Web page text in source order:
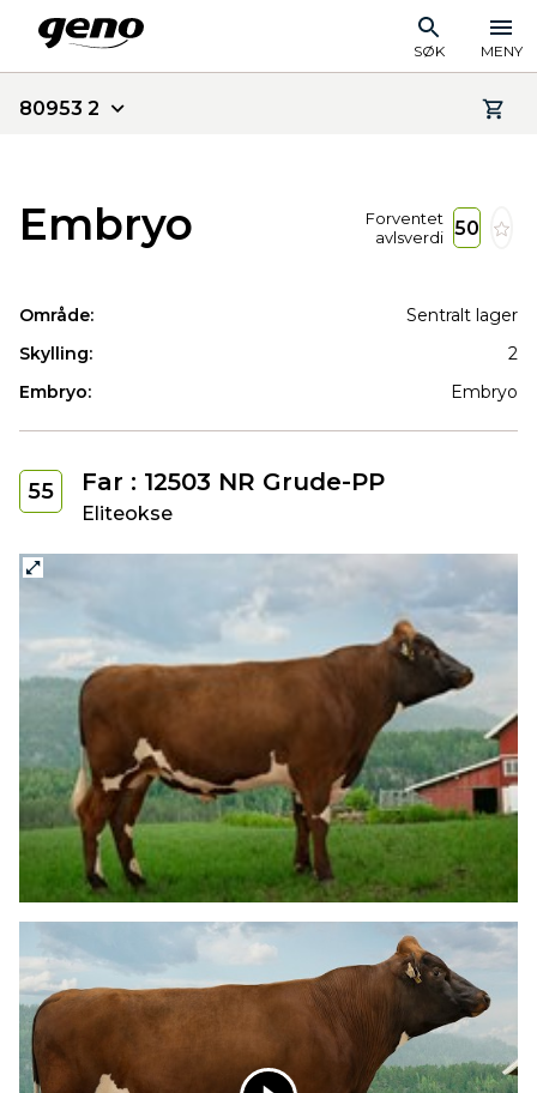
SØK MENY
80953 2
Embryo
Forventet
avlsverdi 50
Område:
Sentralt lager
Skylling:
2
Embryo:
Embryo
55 Far : 12503 NR Grude-PP
Eliteokse